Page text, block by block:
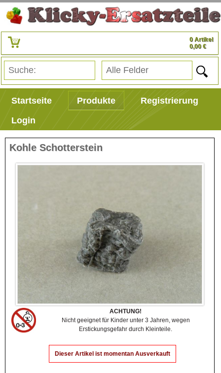
0 Artikel
0,00 €
Startseite Produkte
Registrierung
Login
Kohle Schotterstein
ACHTUNG!
Nicht geeignet für Kinder unter 3 Jahren, wegen
Erstickungsgefahr durch Kleinteile.
Dieser Artikel ist momentan Ausverkauft